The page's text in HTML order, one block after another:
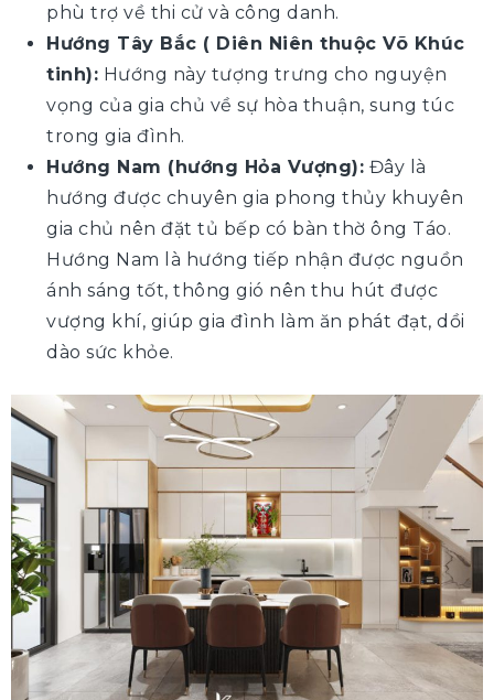
phù trợ về thi cử và công danh.
Hướng Tây Bắc ( Diên Niên thuộc Võ Khúc
tinh): Hướng này tượng trưng cho nguyện
vọng của gia chủ về sự hòa thuận, sung túc
trong gia đình.
Hướng Nam (hướng Hỏa Vượng): Đây là
hướng được chuyên gia phong thủy khuyên
gia chủ nên đặt tủ bếp có bàn thờ ông Táo.
Hướng Nam là hướng tiếp nhận được nguồn
ánh sáng tốt, thông gió nên thu hút được
vượng khí, giúp gia đình làm ăn phát đạt, dồi
dào sức khỏe.